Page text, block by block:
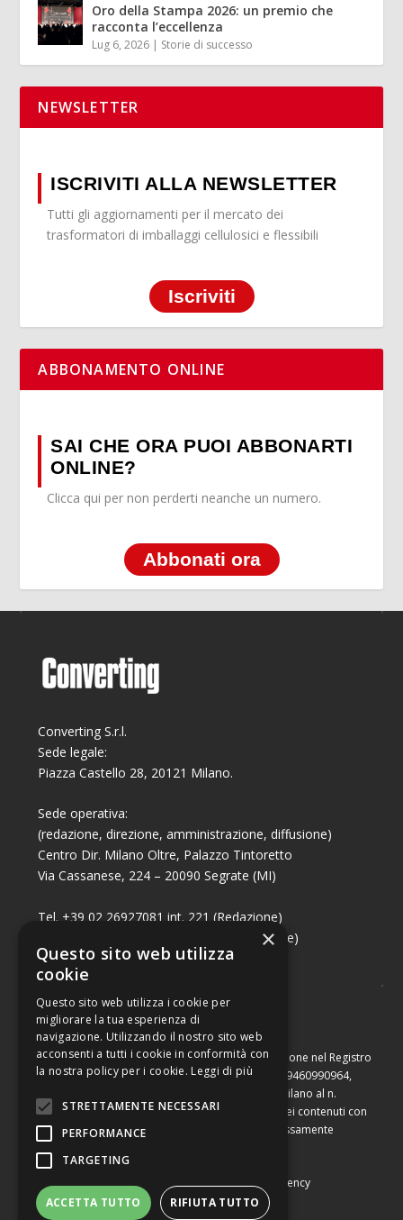
Oro della Stampa 2026: un premio che
racconta l’eccellenza
Lug 6, 2026 | Storie di successo
NEWSLETTER
ISCRIVITI ALLA NEWSLETTER
Tutti gli aggiornamenti per il mercato dei
trasformatori di imballaggi cellulosici e flessibili
Iscriviti
ABBONAMENTO ONLINE
SAI CHE ORA PUOI ABBONARTI
ONLINE?
Clicca qui per non perderti neanche un numero.
Abbonati ora
Converting S.r.l.
Sede legale:
Piazza Castello 28, 20121 Milano.
Sede operativa:
(redazione, direzione, amministrazione, diffusione)
Centro Dir. Milano Oltre, Palazzo Tintoretto
Via Cassanese, 224 – 20090 Segrate (MI)
Tel. +39 02 26927081 int. 221 (Redazione)
Tel. +39 02 26927081 int. 224 (Commerciale)
Fax +39 02 26951006
Capitale sociale di Euro 10.000,00 – Numero di iscrizione nel Registro
delle Imprese di Milano, partita Iva e codice fiscale 09460990964,
iscritta al Repertorio Economico Amministrativo di Milano al n.
2091710. È vietata la riproduzione, anche parziale, dei contenuti con
qualsiasi mezzo, compresa la stampa, se non espressamente
Copyright © Converting srl | Privacy Policy|Web Agency
×
Questo sito web utilizza
cookie
Questo sito web utilizza i cookie per
migliorare la tua esperienza di
navigazione. Utilizzando il nostro sito web
acconsenti a tutti i cookie in conformità con
la nostra policy per i cookie. Leggi di più
STRETTAMENTE NECESSARI
PERFORMANCE
TARGETING
ACCETTA TUTTO RIFIUTA TUTTO